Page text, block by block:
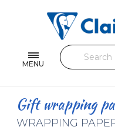
MENU
Single and double
Fine arts
Handicraft
Gift wrapping
WRAPPING